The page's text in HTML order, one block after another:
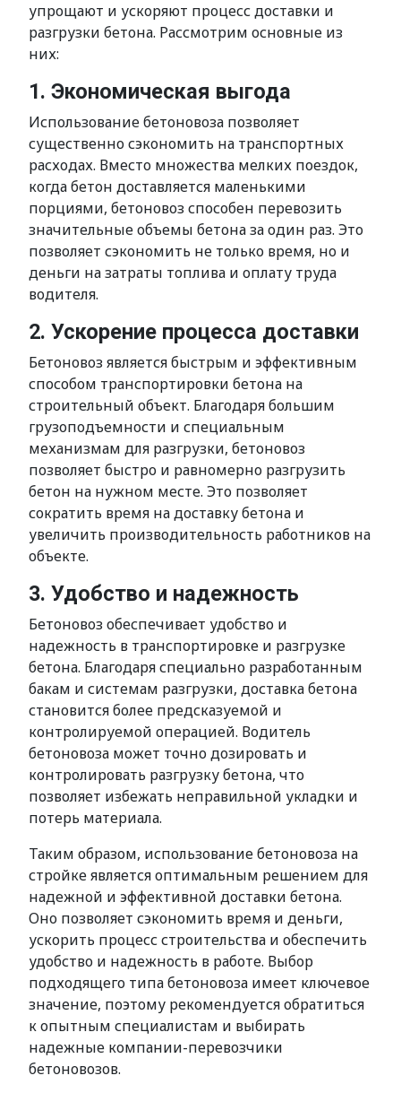
упрощают и ускоряют процесс доставки и
разгрузки бетона. Рассмотрим основные из
них:
1. Экономическая выгода
Использование бетоновоза позволяет
существенно сэкономить на транспортных
расходах. Вместо множества мелких поездок,
когда бетон доставляется маленькими
порциями, бетоновоз способен перевозить
значительные объемы бетона за один раз. Это
позволяет сэкономить не только время, но и
деньги на затраты топлива и оплату труда
водителя.
2. Ускорение процесса доставки
Бетоновоз является быстрым и эффективным
способом транспортировки бетона на
строительный объект. Благодаря большим
грузоподъемности и специальным
механизмам для разгрузки, бетоновоз
позволяет быстро и равномерно разгрузить
бетон на нужном месте. Это позволяет
сократить время на доставку бетона и
увеличить производительность работников на
объекте.
3. Удобство и надежность
Бетоновоз обеспечивает удобство и
надежность в транспортировке и разгрузке
бетона. Благодаря специально разработанным
бакам и системам разгрузки, доставка бетона
становится более предсказуемой и
контролируемой операцией. Водитель
бетоновоза может точно дозировать и
контролировать разгрузку бетона, что
позволяет избежать неправильной укладки и
потерь материала.
Таким образом, использование бетоновоза на
стройке является оптимальным решением для
надежной и эффективной доставки бетона.
Оно позволяет сэкономить время и деньги,
ускорить процесс строительства и обеспечить
удобство и надежность в работе. Выбор
подходящего типа бетоновоза имеет ключевое
значение, поэтому рекомендуется обратиться
к опытным специалистам и выбирать
надежные компании-перевозчики
бетоновозов.